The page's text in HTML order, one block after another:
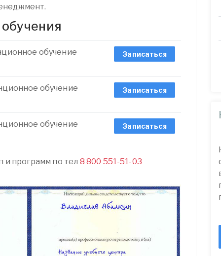
обучение Записаться
обучение Записаться
обучение Записаться
и программ по тел 8 800 551-51-03